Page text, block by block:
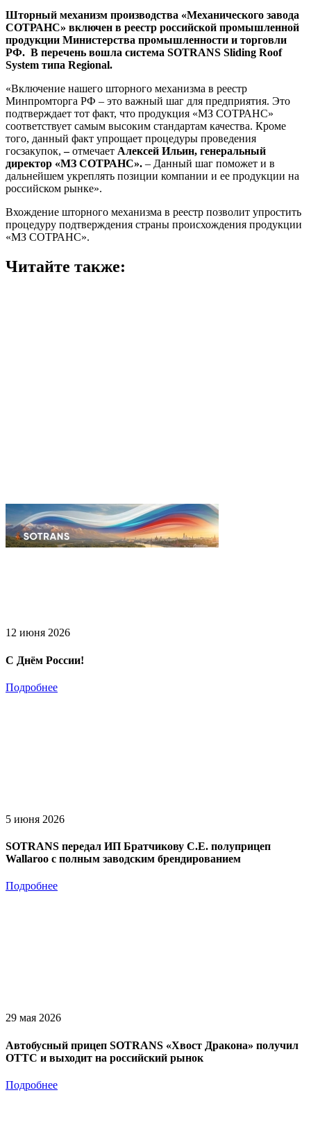
Шторный механизм производства «Механического завода
СОТРАНС» включен в реестр российской промышленной
продукции Министерства промышленности и торговли
РФ. В перечень вошла система SOTRANS Sliding Roof
System типа Regional.
«Включение нашего шторного механизма в реестр
Минпромторга РФ – это важный шаг для предприятия. Это
подтверждает тот факт, что продукция «МЗ СОТРАНС»
соответствует самым высоким стандартам качества. Кроме
того, данный факт упрощает процедуры проведения
госзакупок, –отмечает Алексей Ильин, генеральный
директор «МЗ СОТРАНС». – Данный шаг поможет и в
дальнейшем укреплять позиции компании и ее продукции на
российском рынке».
Вхождение шторного механизма в реестр позволит упростить
процедуру подтверждения страны происхождения продукции
«МЗ СОТРАНС».
Читайте также:
12 июня 2026
С Днём России!
Подробнее
5 июня 2026
SOTRANS передал ИП Братчикову С.Е. полуприцеп
Wallaroo с полным заводским брендированием
Подробнее
29 мая 2026
Автобусный прицеп SOTRANS «Хвост Дракона» получил
ОТТС и выходит на российский рынок
Подробнее